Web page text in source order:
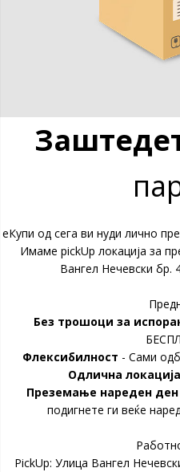
еКупи од сега ви нуди лично
Имаме pickUp локација за
Вангел Нечевски бр.
Без трошоци за
Флексибилност - Сами
Одлична локација
Преземање нареден ден
подигнете ги веќе
PickUp: Улица Вангел